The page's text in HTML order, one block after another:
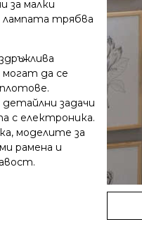
за малки
лампата трябва
могат да се
задачи
с електроника.
моделите за
рамена и